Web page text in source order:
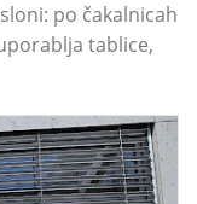
po čakalnicah
tablice,